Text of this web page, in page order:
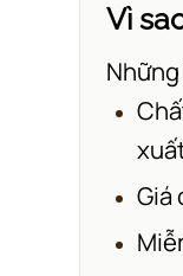
Vì
Giá